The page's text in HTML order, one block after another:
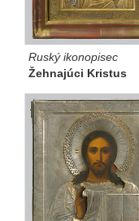
Ruský ikonopisec
Žehnajúci Kristus